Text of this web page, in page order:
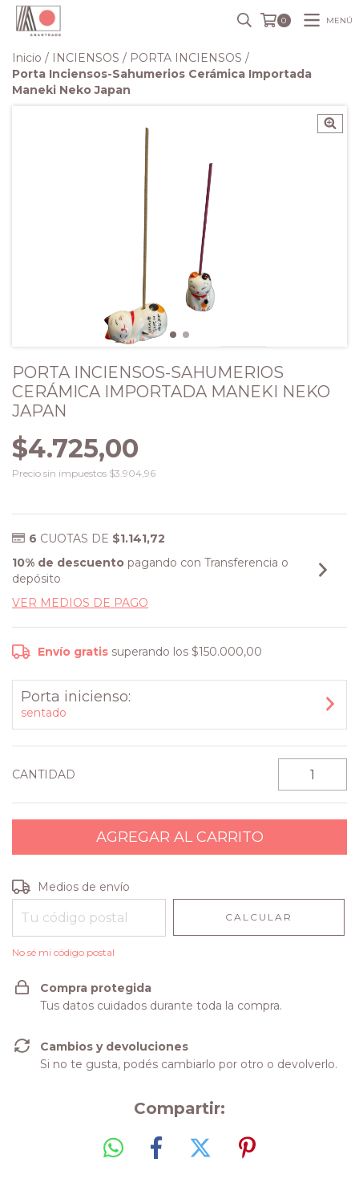
0 MENÚ
Inicio / INCIENSOS / PORTA INCIENSOS /
Porta Inciensos-Sahumerios Cerámica Importada
Maneki Neko Japan
PORTA INCIENSOS-SAHUMERIOS
CERÁMICA IMPORTADA MANEKI NEKO
JAPAN
$4.725,00
Precio sin impuestos $3.904,96
6 CUOTAS DE $1.141,72
10% de descuento pagando con Transferencia o
depósito
VER MEDIOS DE PAGO
Envío gratis superando los$150.000,00
Porta inicienso:
sentado
CANTIDAD
Entregas para el CP:
Medios de envío
CALCULAR
No sé mi código postal
Compra protegida
Tus datos cuidados durante toda la compra.
Cambios y devoluciones
Si no te gusta, podés cambiarlo por otro o devolverlo.
Compartir: